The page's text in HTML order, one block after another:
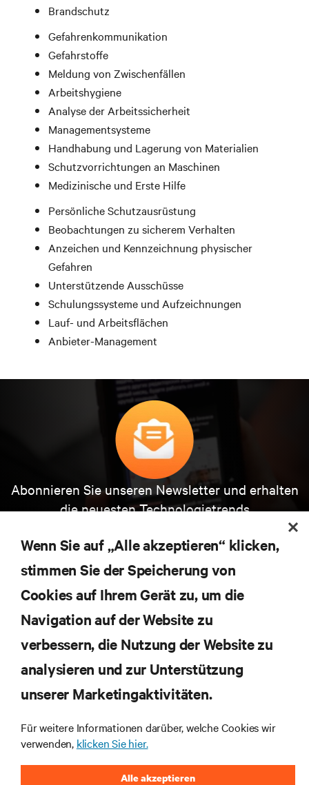
Brandschutz
Gefahrenkommunikation
Gefahrstoffe
Meldung von Zwischenfällen
Arbeitshygiene
Analyse der Arbeitssicherheit
Managementsysteme
Handhabung und Lagerung von Materialien
Schutzvorrichtungen an Maschinen
Medizinische und Erste Hilfe
Persönliche Schutzausrüstung
Beobachtungen zu sicherem Verhalten
Anzeichen und Kennzeichnung physischer
Gefahren
Unterstützende Ausschüsse
Schulungssysteme und Aufzeichnungen
Lauf- und Arbeitsflächen
Anbieter-Management
Abonnieren Sie unseren Newsletter und erhalten
die neuesten Technologietrends
Themen der Branche, mit aktuellen Diskussionen
und Einblicken von Experten in das
Rechenzentrums- und Infrastrukturmanagement.
JETZT ANMELDEN
RESSOURCEN
SUPPORT
UNTERNEHMEN
Wenn Sie auf „Alle akzeptieren“ klicken,
stimmen Sie der Speicherung von
Cookies auf Ihrem Gerät zu, um die
Navigation auf der Website zu
verbessern, die Nutzung der Website zu
analysieren und zur Unterstützung
unserer Marketingaktivitäten.
Für weitere Informationen darüber, welche Cookies wir
verwenden, klicken Sie hier.
Alle akzeptieren